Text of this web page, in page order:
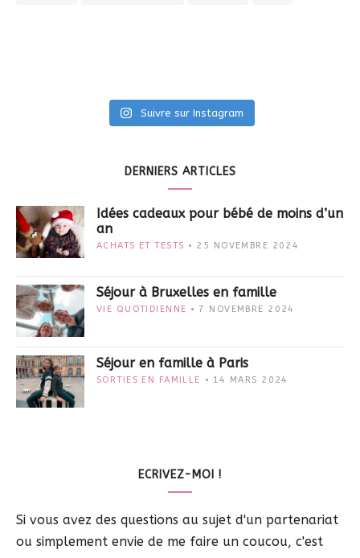
Suivre sur Instagram
DERNIERS ARTICLES
Idées cadeaux pour bébé de moins d’un
an
ACHATS ET TESTS 25 NOVEMBRE 2024
Séjour à Bruxelles en famille
VIE QUOTIDIENNE 7 NOVEMBRE 2024
Séjour en famille à Paris
SORTIES EN FAMILLE 14 MARS 2024
ECRIVEZ-MOI !
Si vous avez des questions au sujet d'un partenariat
ou simplement envie de me faire un coucou, c'est